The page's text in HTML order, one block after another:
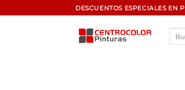
al
DESCUENTOS ESPECIALES EN